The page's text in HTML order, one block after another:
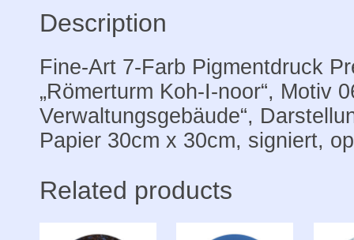
Description
Fine-Art 7-Farb Pigmentdruck
„Römerturm Koh-I-noor“, Motiv
Verwaltungsgebäude“,
Papier 30cm x 30cm, signiert,
Related products